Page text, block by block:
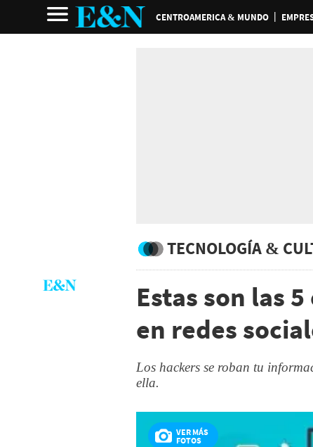
CENTROAMERICA & MUNDO
TECNOLOGÍA &
Estas son las
en redes
Los hackers se roban tu
ella.
VER MÁS
FOTOS